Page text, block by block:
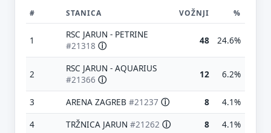
# STANICA VOŽNJI %
1
RSC JARUN - PETRINE
#21318 ⓘ 48 24.6%
2
RSC JARUN - AQUARIUS
#21366 ⓘ 12 6.2%
3 ARENA ZAGREB #21237 ⓘ 8
4.1%
4
TRŽNICA JARUN #21262 ⓘ 8 4.1%